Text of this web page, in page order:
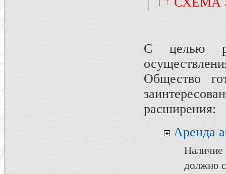
С целью
Общество
расширения:
Аренда
Наличие
должно